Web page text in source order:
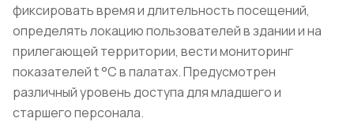
фиксировать время и длительность посещений,
определять локацию пользователей в здании и на
прилегающей территории, вести мониторинг
показателей t °C в палатах. Предусмотрен
различный уровень доступа для младшего и
старшего персонала.